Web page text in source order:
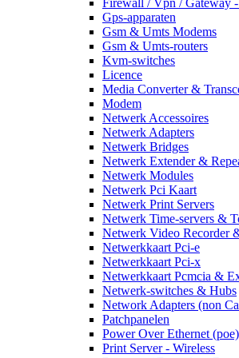
Gps-apparaten
Gsm & Umts Modems
Gsm & Umts-routers
Kvm-switches
Licence
Media Converter &
Modem
Netwerk Accessoires
Netwerk Adapters
Netwerk Bridges
Netwerk Extender &
Netwerk Modules
Netwerk Pci Kaart
Netwerk Print Servers
Netwerk Time-servers &
Netwerk Video Recorder
Netwerkkaart Pci-e
Netwerkkaart Pci-x
Netwerkkaart Pcmcia &
Netwerk-switches & Hubs
Network Adapters (non
Patchpanelen
Power Over Ethernet
Print Server - Wireless